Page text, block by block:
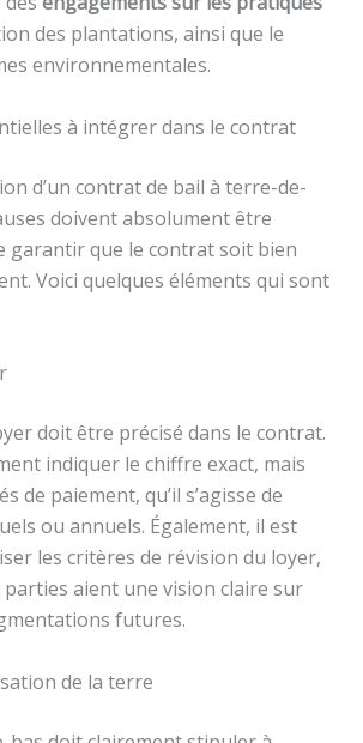
des plantations, ainsi que le
environnementales.
à intégrer dans le contrat
d’un contrat de bail à terre-de-
doivent absolument être
garantir que le contrat soit bien
Voici quelques éléments qui sont
doit être précisé dans le contrat.
indiquer le chiffre exact, mais
de paiement, qu’il s’agisse de
ou annuels. Également, il est
les critères de révision du loyer,
parties aient une vision claire sur
futures.
de la terre